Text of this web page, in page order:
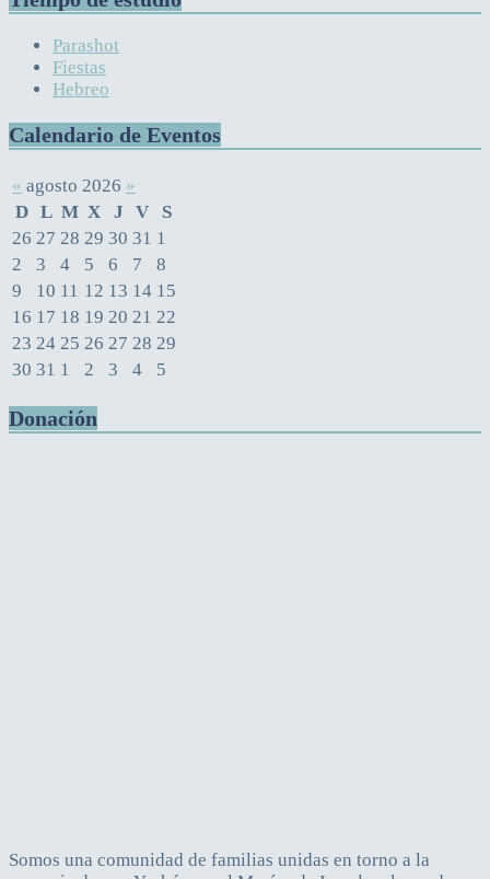
Parashot
Fiestas
Hebreo
Calendario de Eventos
« agosto 2026 »
D L M X J V
S
26 27 28 29 30 31 1
2
3 4 5 6 7
8
9
10 11 12 13 14 15
16 17 18 19 20 21 22
23 24 25 26 27 28 29
30 31 1 2 3 4 5
Donación
Somos una comunidad de familias unidas en torno a la